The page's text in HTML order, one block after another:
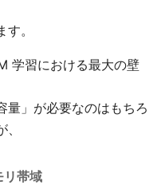
。
学習における最大の壁
量」が必要なのはもちろ
リ帯域